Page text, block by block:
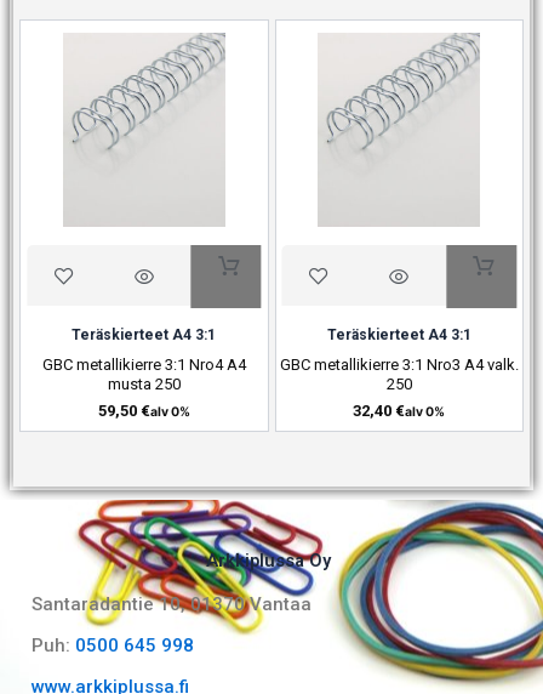
Teräskierteet A4 3:1
GBC metallikierre 3:1 Nro4 A4
musta 250
59,50 €alv 0%
Teräskierteet A4 3:1
GBC metallikierre 3:1 Nro3 A4 valk.
250
32,40 €alv 0%
Arkkiplussa Oy
Santaradantie 10, 01370 Vantaa​
Puh: 0500 645 998
www.arkkiplussa.fi